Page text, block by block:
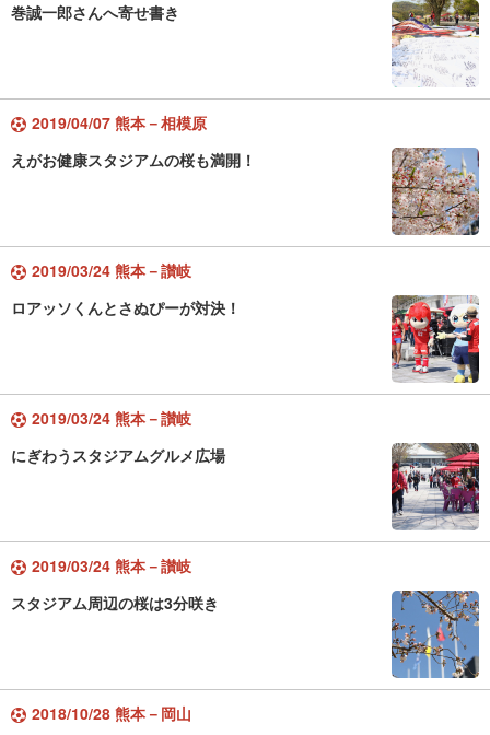
巻誠一郎さんへ寄せ書き
2019/04/07 熊本－相模原
えがお健康スタジアムの桜も満開！
2019/03/24 熊本－讃岐
ロアッソくんとさぬぴーが対決！
2019/03/24 熊本－讃岐
にぎわうスタジアムグルメ広場
2019/03/24 熊本－讃岐
スタジアム周辺の桜は3分咲き
2018/10/28 熊本－岡山